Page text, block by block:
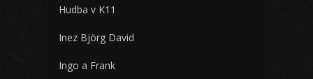
Hudba v K11
Inez Björg David
Ingo a Frank